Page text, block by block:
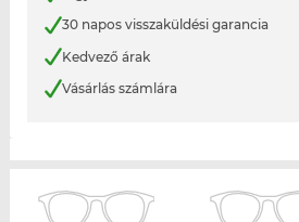
30 napos visszaküldési garancia
Kedvező árak
Vásárlás számlára